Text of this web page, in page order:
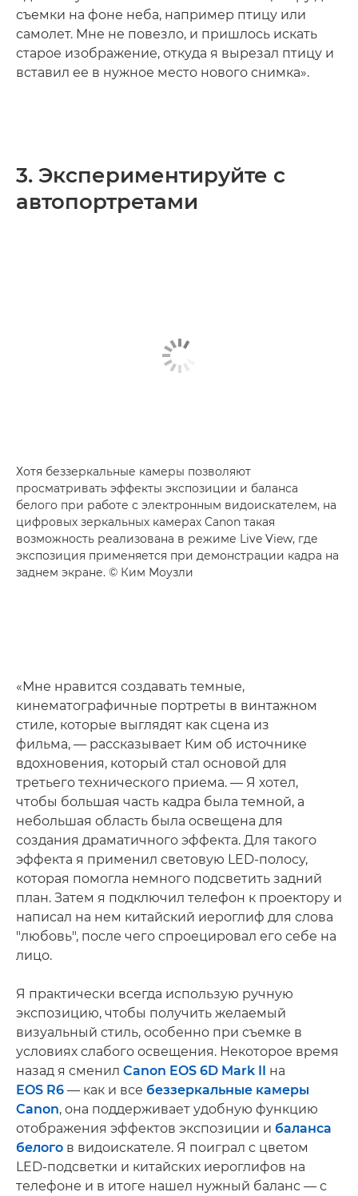
съемки на фоне неба, например птицу или
самолет. Мне не повезло, и пришлось искать
старое изображение, откуда я вырезал птицу и
вставил ее в нужное место нового снимка».
3. Экспериментируйте с
автопортретами
Хотя беззеркальные камеры позволяют
просматривать эффекты экспозиции и баланса
белого при работе с электронным видоискателем, на
цифровых зеркальных камерах Canon такая
возможность реализована в режиме Live View, где
экспозиция применяется при демонстрации кадра на
заднем экране. © Ким Моузли
«Мне нравится создавать темные,
кинематографичные портреты в винтажном
стиле, которые выглядят как сцена из
фильма, — рассказывает Ким об источнике
вдохновения, который стал основой для
третьего технического приема. — Я хотел,
чтобы большая часть кадра была темной, а
небольшая область была освещена для
создания драматичного эффекта. Для такого
эффекта я применил световую LED-полосу,
которая помогла немного подсветить задний
план. Затем я подключил телефон к проектору и
написал на нем китайский иероглиф для слова
"любовь", после чего спроецировал его себе на
лицо.
Я практически всегда использую ручную
экспозицию, чтобы получить желаемый
визуальный стиль, особенно при съемке в
условиях слабого освещения. Некоторое время
назад я сменил Canon EOS 6D Mark II на
EOS R6 — как и все беззеркальные камеры
Canon, она поддерживает удобную функцию
отображения эффектов экспозиции и баланса
белого в видоискателе. Я поиграл с цветом
LED-подсветки и китайских иероглифов на
телефоне и в итоге нашел нужный баланс — с